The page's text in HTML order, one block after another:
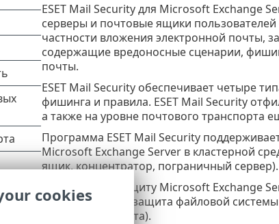
ESET Mail Security для Microsoft Exchange
серверы и почтовые ящики
частности вложения электронной почты,
содержащие вредоносные сценарии,
почты.
ESET Mail Security обеспечивает четыре
фишинга и правила. ESET Mail Security
а также на уровне почтового транспорта
Программа ESET Mail Security
Microsoft Exchange Server в кластерной
ящик, концентратор, пограничный сервер).
Обеспечивая защиту Microsoft Exchange
самого сервера (защита файловой
почтового клиента).
cookies